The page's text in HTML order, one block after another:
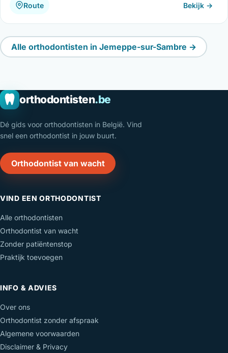
Route Bekijk →
Alle orthodontisten in Jemeppe-sur-Sambre →
orthodontisten.be
Dé gids voor orthodontisten in België. Vind
snel een orthodontist in jouw buurt.
Orthodontist van wacht
VIND EEN ORTHODONTIST
Alle orthodontisten
Orthodontist van wacht
Zonder patiëntenstop
Praktijk toevoegen
INFO & ADVIES
Over ons
Orthodontist zonder afspraak
Algemene voorwaarden
Disclaimer & Privacy